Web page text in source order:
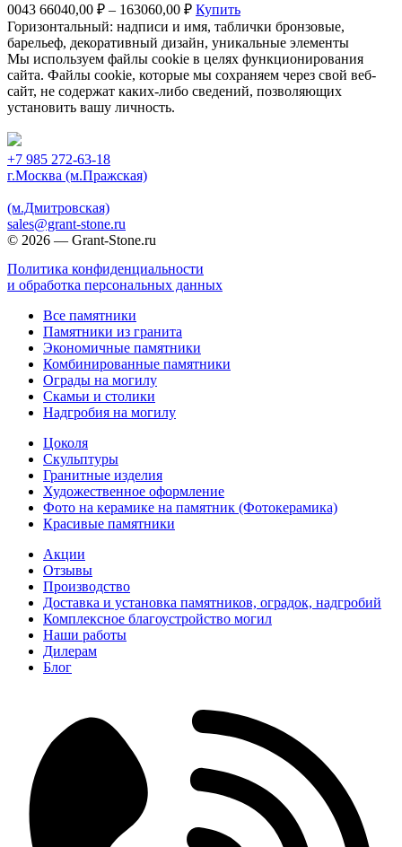
0043 66040,00 ₽ – 163060,00 ₽ Купить
Горизонтальный: надписи и имя, таблички бронзовые,
барельеф, декоративный дизайн, уникальные элементы
Мы используем файлы cookie в целях функционирования
сайта. Файлы cookie, которые мы сохраняем через свой веб-
сайт, не содержат каких-либо сведений, позволяющих
установить вашу личность.
+7 985 272-63-18
г.Москва (м.Пражская)
(м.Дмитровская)
sales@grant-stone.ru
© 2026 — Grant-Stone.ru
Политика конфиденциальности
и обработка персональных данных
Все памятники
Памятники из гранита
Экономичные памятники
Комбинированные памятники
Ограды на могилу
Cкамьи и столики
Надгробия на могилу
Цоколя
Скульптуры
Гранитные изделия
Художественное оформление
Фото на керамике на памятник (Фотокерамика)
Красивые памятники
Акции
Отзывы
Производство
Доставка и установка памятников, оградок, надгробий
Комплексное благоустройство могил
Наши работы
Дилерам
Блог